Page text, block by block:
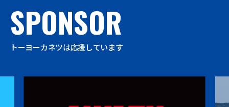
SPONSOR
トーヨーカネツは応援しています